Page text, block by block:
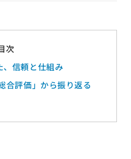
、信頼と仕組み
評価」から振り返る